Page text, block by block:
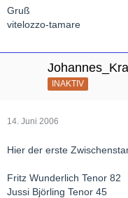
Gruß
vitelozzo-tamare
INAKTIV
14. Juni 2006
Hier der erste
Fritz Wunderlich Tenor 82
Jussi Björling Tenor 45